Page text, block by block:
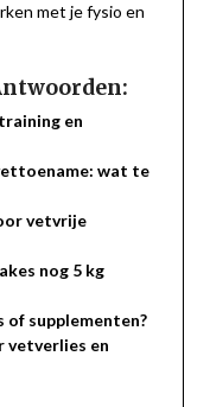
met je fysio en
en
wat te
vetvrije
nog 5 kg
supplementen?
vetverlies en